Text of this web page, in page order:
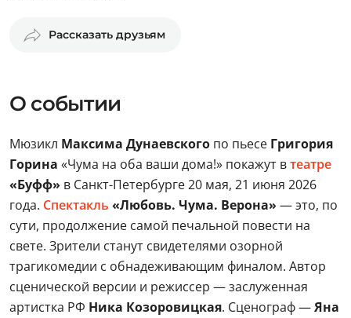
Рассказать друзьям
О событии
Мюзикл Максима Дунаевского по пьесе Григория
Горина «Чума на оба ваши дома!» покажут втеатре
«Буфф» в Санкт-Петербурге 20 мая, 21 июня 2026
года. Спектакль «Любовь. Чума. Верона» — это, по
сути, продолжение самой печальной повести на
свете. Зрители станут свидетелями озорной
трагикомедии с обнадеживающим финалом. Автор
сценической версии и режиссер — заслуженная
артистка РФ Ника Козоровицкая. Сценограф —Яна